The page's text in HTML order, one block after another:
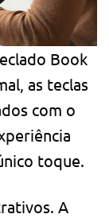
Book
as teclas
com o
toque.
A